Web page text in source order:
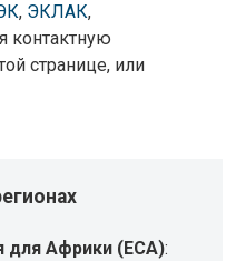
, ЭКЛАК,
контактную
странице, или
для Африки (ECA):